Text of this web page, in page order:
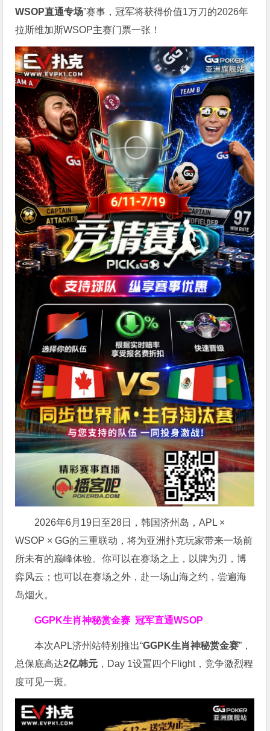
WSOP直通专场”赛事，冠军将获得价值1万刀的2026年
拉斯维加斯WSOP主赛门票一张！
2026年6月19日至28日，韩国济州岛，APL ×
WSOP × GG的三重联动，将为亚洲扑克玩家带来一场前
所未有的巅峰体验。你可以在赛场之上，以牌为刃，博
弈风云；也可以在赛场之外，赴一场山海之约，尝遍海
岛烟火。
GGPK生肖神秘赏金赛冠军直通WSOP
本次APL济州站特别推出“GGPK生肖神秘赏金赛”，
总保底高达2亿韩元 ，Day 1设置四个Flight，竞争激烈程
度可见一斑。